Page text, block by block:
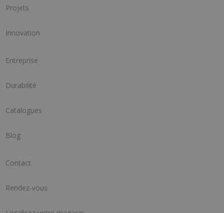
Projets
Innovation
Entreprise
Durabilité
Catalogues
Blog
Contact
Rendez-vous